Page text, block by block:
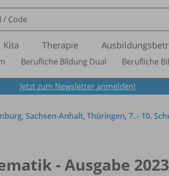
Kita Therapie
Berufliche Bildung Dual Berufliche
Jetzt zum Newsletter anmelden!
Sachsen-Anhalt, Thüringen, 7. - 10.
- Ausgabe